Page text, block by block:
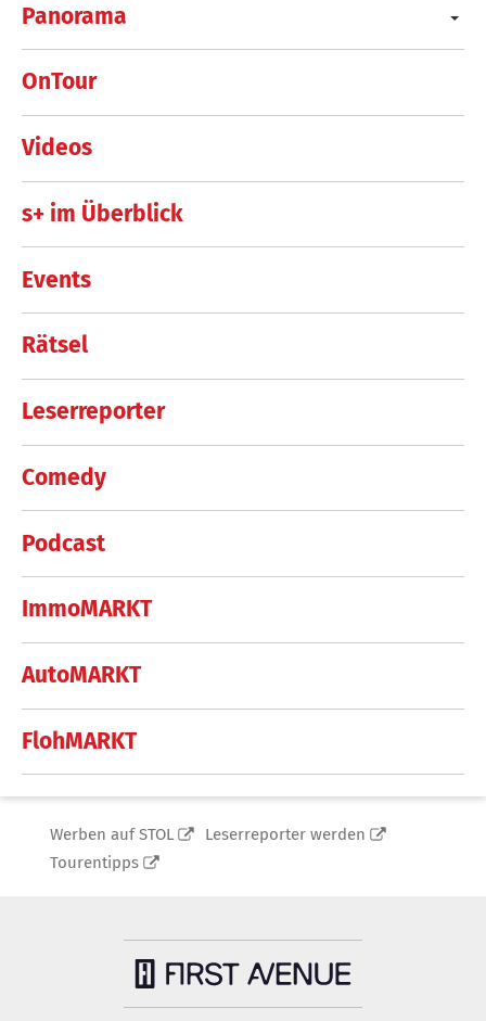
Panorama
OnTour
Videos
s+ im Überblick
Events
Rätsel
Leserreporter
Comedy
Podcast
ImmoMARKT
AutoMARKT
FlohMARKT
Werben auf STOL
Leserreporter werden
Tourentipps